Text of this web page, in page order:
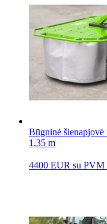
Būgninė
1,35 m
4400 EUR su PVM